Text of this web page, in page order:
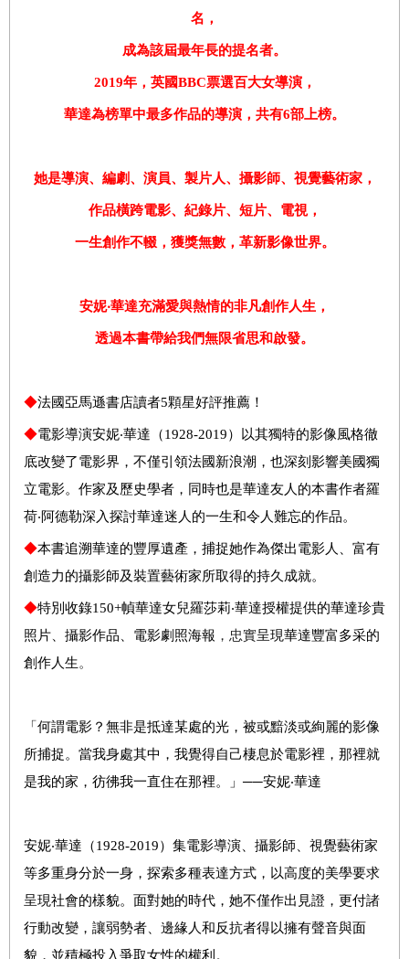
名 ，
成為該屆最年長的提名者。
2019年， 英國BBC票選百大女導演，
華達為榜單中最多作品的導演，共有6部上榜。
她是導演、編劇、演員、製片人、攝影師、 視覺藝術家，
作品橫跨電影、紀錄片、短片、電視，
一生創作不輟，獲獎無數， 革新影像世界。
安妮‧華達充滿愛與熱情的非凡創作人生 ，
透過本書帶給我們無限省思和啟發。
◆法國亞馬遜書店讀者5顆星好評推薦！
◆電影導演安妮‧華達（1928-2019）以其獨特的影像風格徹
底改變了電影界，不僅引領法國新浪潮，也深刻影響美國獨
立電影。作家及歷史學者，同時也是華達友人的本書作者羅
荷‧阿德勒深入探討華達迷人的一生和令人難忘的作品。
◆本書追溯華達的豐厚遺產，捕捉她作為傑出電影人、富有
創造力的攝影師及裝置藝術家所取得的持久成就。
◆特別收錄150+幀華達女兒羅莎莉‧華達授權提供的華達珍貴
照片、攝影作品、電影劇照海報 ，忠實呈現華達豐富多采的
創作人生。
「何謂電影？無非是抵達某處的光，被或黯淡或絢麗的影像
所捕捉。當我身處其中，我覺得自己棲息於電影裡，那裡就
是我的家，彷彿我一直住在那裡。」──安妮‧華達
安妮‧華達（1928-2019）集電影導演、攝影師、視覺藝術家
等多重身分於一身，探索多種表達方式，以高度的美學要求
呈現社會的樣貌。面對她的時代，她不僅作出見證，更付諸
行動改變，讓弱勢者、邊緣人和反抗者得以擁有聲音與面
貌，並積極投入爭取女性的權利。